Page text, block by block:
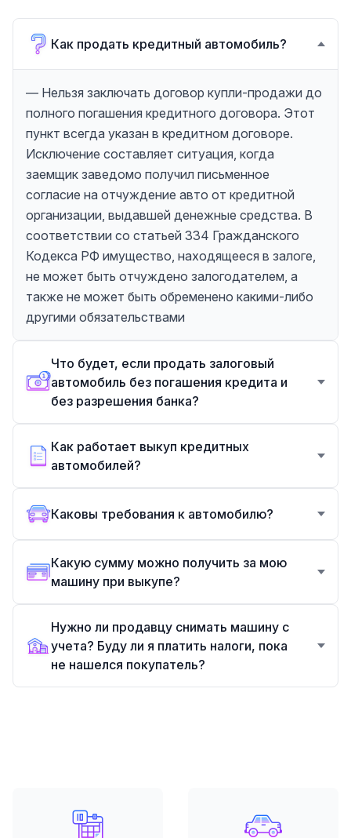
Как продать кредитный автомобиль?
— Нельзя заключать договор купли-продажи до
полного погашения кредитного договора. Этот
пункт всегда указан в кредитном договоре.
Исключение составляет ситуация, когда
заемщик заведомо получил письменное
согласие на отчуждение авто от кредитной
организации, выдавшей денежные средства. В
соответствии со статьей 334 Гражданского
Кодекса РФ имущество, находящееся в залоге,
не может быть отчуждено залогодателем, а
также не может быть обременено какими-либо
другими обязательствами
Что будет, если продать залоговый
автомобиль без погашения кредита и
без разрешения банка?
Как работает выкуп кредитных
автомобилей?
Каковы требования к автомобилю?
Какую сумму можно получить за мою
машину при выкупе?
Нужно ли продавцу снимать машину с
учета? Буду ли я платить налоги, пока
не нашелся покупатель?